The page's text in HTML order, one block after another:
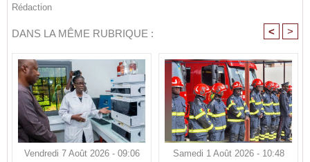
Rédaction
DANS LA MÊME RUBRIQUE : < >
Vendredi 7 Août 2026 - 09:06 Samedi 1 Août 2026 - 10:48